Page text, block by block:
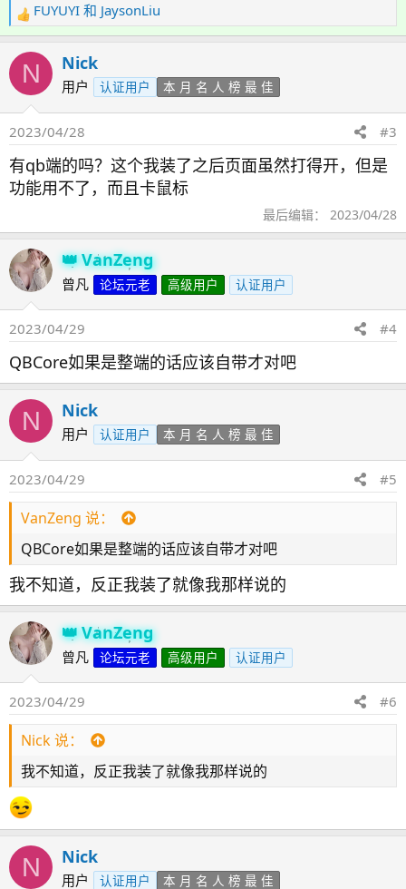
反
馈
：
FUYUYI 和 JaysonLiu
N Nick
用户 认证用户 本 月 名 人 榜 最 佳
2023/04/28 #3
有qb端的吗？这个我装了之后页面虽然打得开，但是
功能用不了，而且卡鼠标
最后编辑： 2023/04/28
VanZeng
曾凡 论坛元老 高级用户 认证用户
2023/04/29 #4
QBCore如果是整端的话应该自带才对吧
N Nick
用户 认证用户 本 月 名 人 榜 最 佳
2023/04/29 #5
VanZeng 说：
QBCore如果是整端的话应该自带才对吧
我不知道，反正我装了就像我那样说的
VanZeng
曾凡 论坛元老 高级用户 认证用户
2023/04/29 #6
Nick 说：
我不知道，反正我装了就像我那样说的
N Nick
用户 认证用户 本 月 名 人 榜 最 佳